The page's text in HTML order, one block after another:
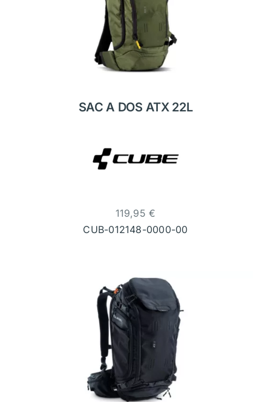
SAC A DOS ATX 22L
119,95€
CUB-012148-0000-00